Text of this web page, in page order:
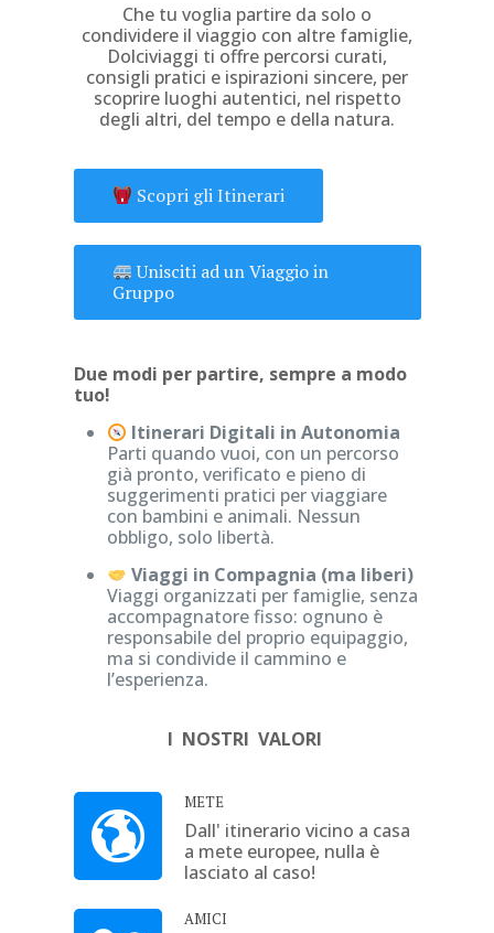
Che tu voglia partire da solo o
condividere il viaggio con altre famiglie,
Dolciviaggi ti offre percorsi curati,
consigli pratici e ispirazioni sincere, per
scoprire luoghi autentici, nel rispetto
degli altri, del tempo e della natura.
Scopri gli Itinerari
Unisciti ad un Viaggio in
Gruppo
Due modi per partire, sempre a modo
tuo!
Itinerari Digitali in Autonomia
Parti quando vuoi, con un percorso
già pronto, verificato e pieno di
suggerimenti pratici per viaggiare
con bambini e animali. Nessun
obbligo, solo libertà.
Viaggi in Compagnia (ma liberi)
Viaggi organizzati per famiglie, senza
accompagnatore fisso: ognuno è
responsabile del proprio equipaggio,
ma si condivide il cammino e
l’esperienza.
I NOSTRI VALORI
METE
Dall' itinerario vicino a casa
a mete europee, nulla è
lasciato al caso!
AMICI